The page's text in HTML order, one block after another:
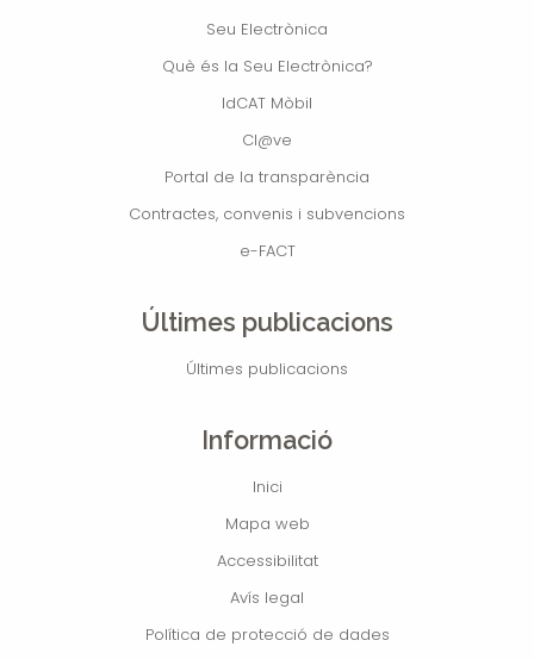
Seu Electrònica
Què és la Seu Electrònica?
IdCAT Mòbil
Cl@ve
Portal de la transparència
Contractes, convenis i subvencions
e-FACT
Últimes publicacions
Últimes publicacions
Informació
Inici
Mapa web
Accessibilitat
Avís legal
Política de protecció de dades